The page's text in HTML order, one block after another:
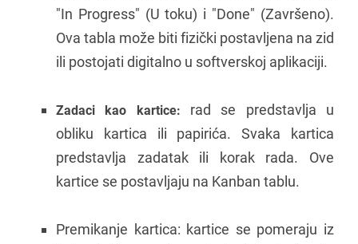
"In Progress" (U toku) i "Done" (Završeno).
Ova tabla može biti fizički postavljena na zid
ili postojati digitalno u softverskoj aplikaciji.
Zadaci kao kartice: rad se predstavlja u
obliku kartica ili papirića. Svaka kartica
predstavlja zadatak ili korak rada. Ove
kartice se postavljaju na Kanban tablu.
Premikanje kartica: kartice se pomeraju iz